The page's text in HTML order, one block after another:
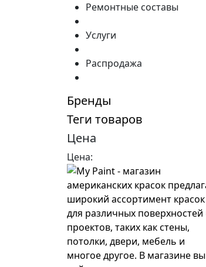
Ремонтные составы
Услуги
Распродажа
Бренды
Теги товаров
Цена
Цена: